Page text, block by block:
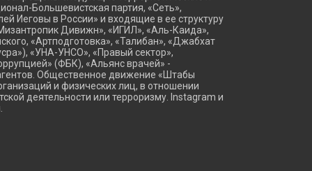
Большевистская партия, «Сеть»,
Иеговы в России» и входящие в ее структуру
Дивижн», «ИГИЛ», «Аль-Каида»,
«Артподготовка», «Талибан», «Джабхат
«УНА-УНСО», «Правый сектор»,
(ФБК), «Альянс врачей» -
Общественное движение «Штабы
и физических лиц, в отношении
деятельности или терроризму. Instagram и